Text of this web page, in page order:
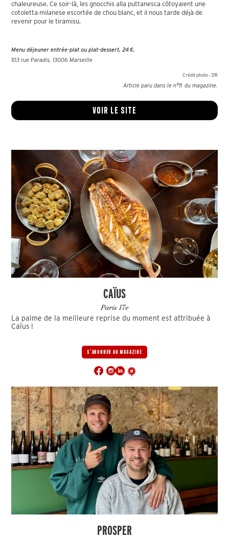
chaleureuse. Ce soir-là, les gnocchis alla puttanesca côtoyaient une
cotoletta milanese escortée de chou blanc, et il nous tarde déjà de
revenir pour le tiramisu.
Menu déjeuner entrée-plat ou plat-dessert, 24 €.
103 rue Paradis, 13006 Marseille
Crédit photo : DR
Article paru dans le n°11 du magazine.
Voir le site
CAÏUS
Paris 17e
La palme de la meilleure reprise du moment est attribuée à
Caïus !
S'ABONNER AU MAGAZINE
PROSPER